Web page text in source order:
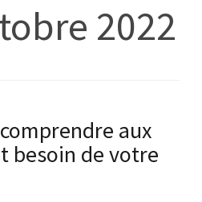
2022
aux
besoin de votre